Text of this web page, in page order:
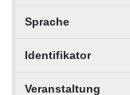
Sprache
Identifikator
Veranstaltung